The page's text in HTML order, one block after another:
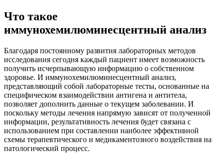
Что такое
иммунохемилюминесцентный анализ
Благодаря постоянному развития лабораторных методов
исследования сегодня каждый пациент имеет возможность
получить исчерпывающую информацию о собственном
здоровье. И иммунохемилюминесцентный анализ,
представляющий собой лабораторные тесты, основанные на
специфическом взаимодействии антигена и антитела,
позволяет дополнить данные о текущем заболевании. И
поскольку методы лечения напрямую зависят от полученной
информации, результативность лечения будет связана с
использованием при составлении наиболее эффективной
схемы терапевтического и медикаментозного воздействия на
патологический процесс.